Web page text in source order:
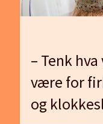
– Tenk
være for
og